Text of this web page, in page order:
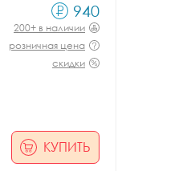
940
200+ в наличии
розничная цена
скидки
КУПИТЬ